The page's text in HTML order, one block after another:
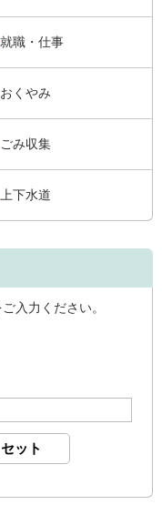
就職・仕事
おくやみ
ごみ収集
上下水道
入力ください。